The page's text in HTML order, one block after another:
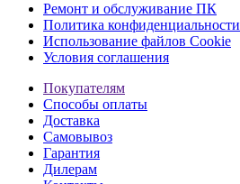
Ремонт и обслуживание ПК
Политика конфиденциальности
Использование файлов Cookie
Условия соглашения
Покупателям
Способы оплаты
Доставка
Самовывоз
Гарантия
Дилерам